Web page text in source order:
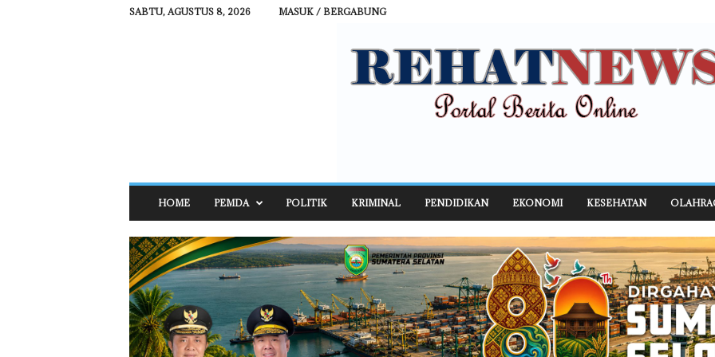
SABTU, AGUSTUS 8, 2026 MASUK / BERGABUNG
H
A
T
N
E
W
S
HOME PEMDA POLITIK KRIMINAL PENDIDIKAN EKONOMI KESEHATAN